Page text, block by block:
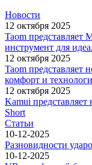
Новости
12 октября 2025
Taom
инструмент для
12 октября 2025
Taom представляет
комфорт и
12 октября 2025
Kamui
Short
Статьи
10-12-2025
Разновидности
10-12-2025